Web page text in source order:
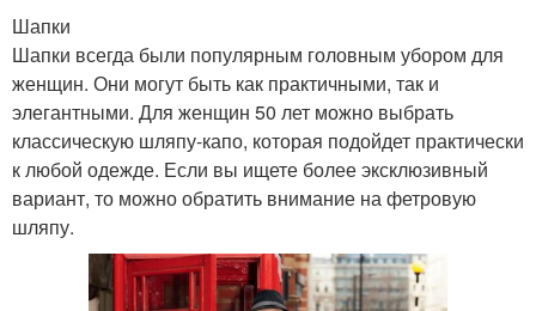
Шапки
Шапки всегда были популярным головным убором для
женщин. Они могут быть как практичными, так и
элегантными. Для женщин 50 лет можно выбрать
классическую шляпу-капо, которая подойдет практически
к любой одежде. Если вы ищете более эксклюзивный
вариант, то можно обратить внимание на фетровую
шляпу.